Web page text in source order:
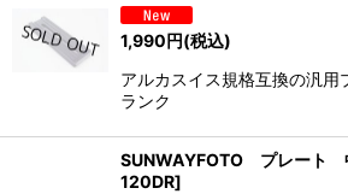
1,990円(税込)
アルカスイス規格互換の汎
ランク
SUNWAYFOTO プレート
120DR]